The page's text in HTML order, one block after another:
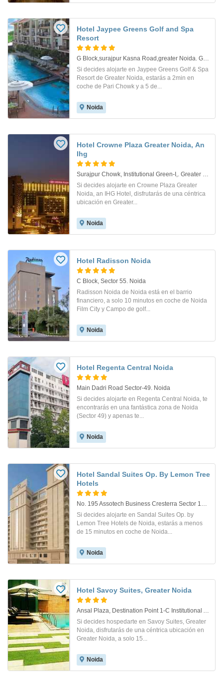
Hotel Jaypee Greens Golf and Spa
Resort
G Block,surajpur Kasna Road,greater Noida. Greater Noida
Si decides alojarte en Jaypee Greens Golf & Spa
Resort de Greater Noida, estarás a 2min en
coche de Pari Chowk y a 5 de...
Noida
Hotel Crowne Plaza Greater Noida, An
Ihg
Surajpur Chowk, Institutional Green-I,. Greater Noida
Si decides alojarte en Crowne Plaza Greater
Noida, an IHG Hotel, disfrutarás de una céntrica
ubicación en Greater...
Noida
Hotel Radisson Noida
C Block, Sector 55. Noida
Radisson Noida de Noida está en el barrio
financiero, a solo 10 minutos en coche de Noida
Film City y Campo de golf...
Noida
Hotel Regenta Central Noida
Main Dadri Road Sector-49. Noida
Si decides alojarte en Regenta Central Noida, te
encontrarás en una fantástica zona de Noida
(Sector 49) y apenas te...
Noida
Hotel Sandal Suites Op. By Lemon Tree
Hotels
No. 195 Assotech Business Cresterra Sector 135, Noida Expressway. Noida
Si decides alojarte en Sandal Suites Op. by
Lemon Tree Hotels de Noida, estarás a menos
de 15 minutos en coche de Noida...
Noida
Hotel Savoy Suites, Greater Noida
Ansal Plaza, Destination Point 1-C Institutional Area. Greater Noida
Si decides hospedarte en Savoy Suites, Greater
Noida, disfrutarás de una céntrica ubicación en
Greater Noida, a solo 15...
Noida